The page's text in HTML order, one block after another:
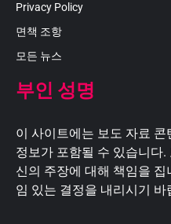
Privacy Policy
면책 조항
모든 뉴스
부인 성명
이 사이트에는 보도 자료
정보가 포함될 수 있습니다
신의 주장에 대해 책임을
임 있는 결정을 내리시기 바